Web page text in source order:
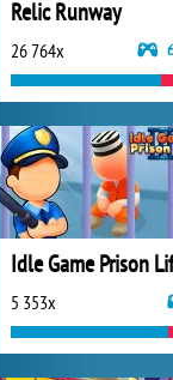
Relic Runway
26 764x
Idle Game Prison
5 353x